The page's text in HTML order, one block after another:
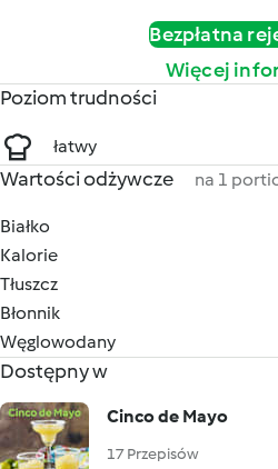
Bezpłatna
Więcej
Poziom trudności
łatwy
Wartości odżywcze na 1
Białko
Kalorie
Tłuszcz
Błonnik
Węglowodany
Dostępny w
Cinco de Mayo
17 Przepisów